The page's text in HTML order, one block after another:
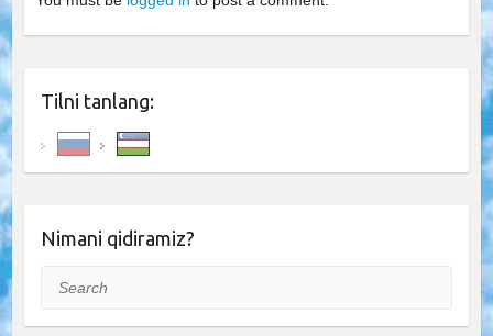
Tilni tanlang:
Nimani qidiramiz?
Search